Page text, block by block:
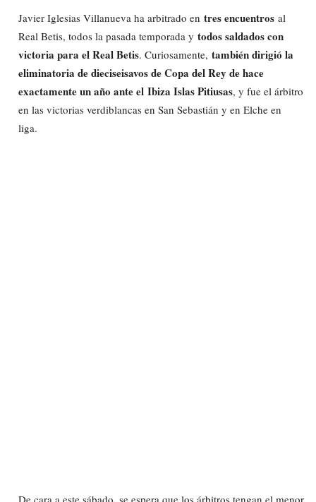
Javier Iglesias Villanueva ha arbitrado en tres encuentros al
Real Betis, todos la pasada temporada y todos saldados con
victoria para el Real Betis. Curiosamente, también dirigió la
eliminatoria de dieciseisavos de Copa del Rey de hace
exactamente un año ante el Ibiza Islas Pitiusas, y fue el árbitro
en las victorias verdiblancas en San Sebastián y en Elche en
liga.
De cara a este sábado, se espera que los árbitros tengan el menor